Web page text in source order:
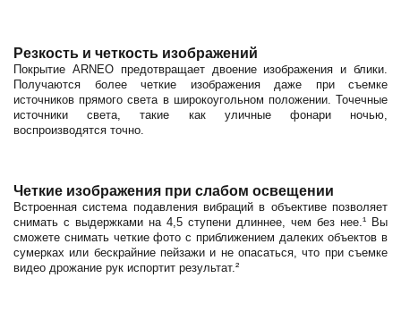
Резкость и четкость изображений
Покрытие ARNEO предотвращает двоение изображения и блики.
Получаются более четкие изображения даже при съемке
источников прямого света в широкоугольном положении. Точечные
источники света, такие как уличные фонари ночью,
воспроизводятся точно.
Четкие изображения при слабом освещении
Встроенная система подавления вибраций в объективе позволяет
снимать с выдержками на 4,5 ступени длиннее, чем без нее.¹ Вы
сможете снимать четкие фото с приближением далеких объектов в
сумерках или бескрайние пейзажи и не опасаться, что при съемке
видео дрожание рук испортит результат.²